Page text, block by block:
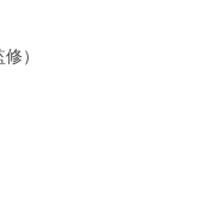
）